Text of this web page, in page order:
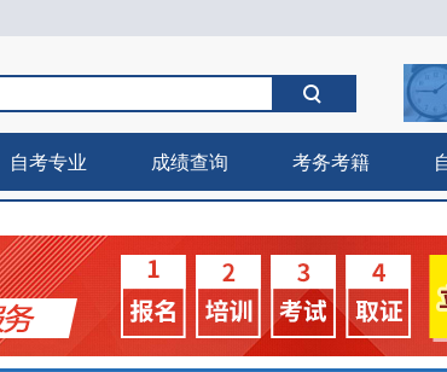
自考专业 成绩查询 考务考籍